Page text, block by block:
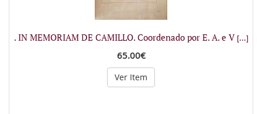
. IN MEMORIAM DE CAMILLO. Coordenado por E. A. e V [...]
65.00€
Ver Item